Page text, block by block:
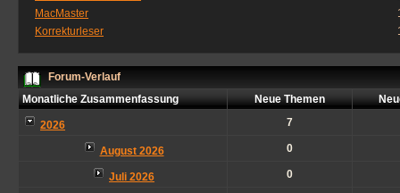
MacMaster
Korrekturleser
Forum-Verlauf
Monatliche Zusammenfassung
Neue Themen
2026 7
August 2026 0
Juli 2026 0